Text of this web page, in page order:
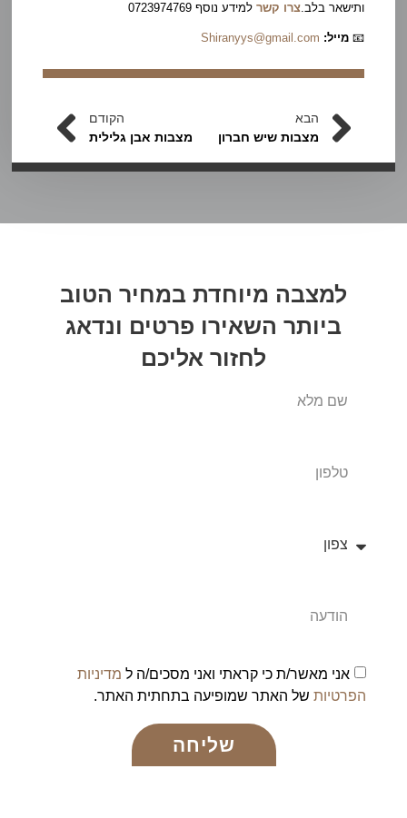
ותישאר בלב.צרו קשר למידע נוסף 0723974769
📧מייל: Shiranyys@gmail.com
הבא
מצבות שיש חברון
הקודם
מצבות אבן גלילית
למצבה מיוחדת במחיר הטוב
ביותר השאירו פרטים ונדאג
לחזור אליכם
אני מאשר/ת כי קראתי ואני מסכים/ה ל מדיניות
הפרטיותשל האתר שמופיעה בתחתית האתר.
שליחה